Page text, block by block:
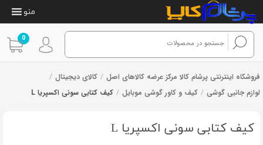
0
منو
فروشگاه اینترنتی پرشام کالا مرکز عرضه کالاهای اصل / کالای دیجیتال /
لوازم جانبی گوشی / کیف و کاور گوشی موبایل / کیف کتابی سونی اکسپریا L
کیف کتابی سونی اکسپریا L